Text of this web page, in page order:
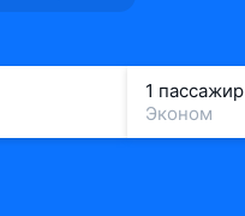
1 пассажир
Эконом